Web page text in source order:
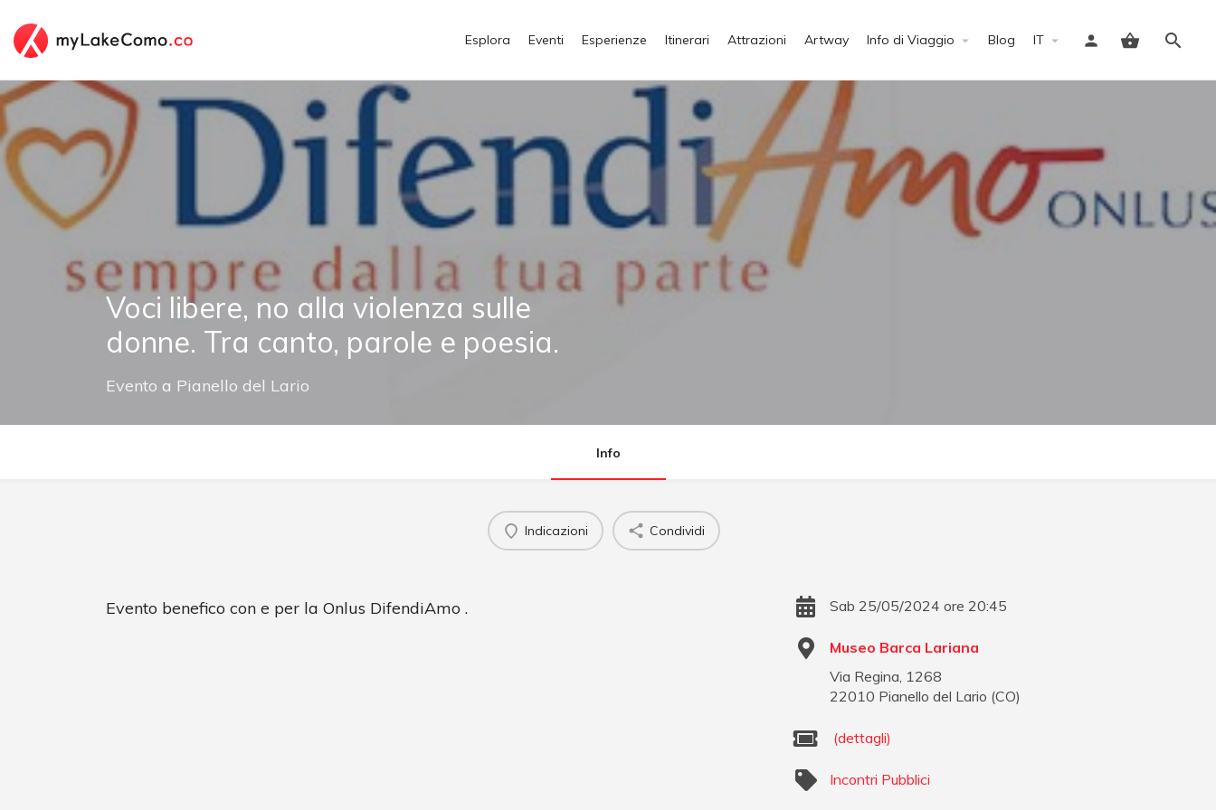
Esplora Eventi Esperienze Itinerari Attrazioni Artway Info di Viaggio Blog IT
Accedi
Voci libere, no alla violenza sulle
donne. Tra canto, parole e poesia.
Evento a Pianello del Lario
Info
Indicazioni Condividi
Evento benefico con e per la Onlus DifendiAmo . Sab 25/05/2024 ore 20:45
Museo Barca Lariana
Via Regina, 1268
22010 Pianello del Lario (CO)
(dettagli)
Incontri Pubblici